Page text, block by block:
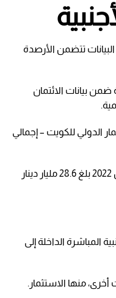
تتضمن الأرصدة
ضمن بيانات الائتمان
الدولي للكويت – إجمالي
إجمالي المطلوبات- في الربع الثالث من 2022 بلغ 28.6 مليار دينار
المباشرة الداخلة إلى